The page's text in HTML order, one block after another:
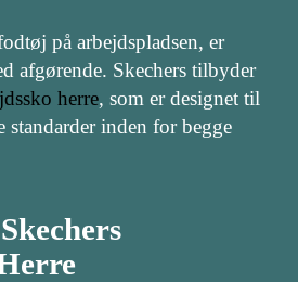
på arbejdspladsen, er
afgørende. Skechers tilbyder
herre, som er designet til
standarder inden for begge